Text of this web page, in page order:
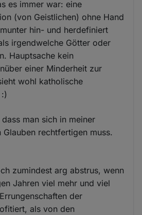
es immer war: eine
(von Geistlichen) ohne Hand
hin- und herdefiniert
irgendwelche Götter oder
Hauptsache kein
einer Minderheit zur
wohl katholische
man sich in meiner
rechtfertigen muss.
zumindest arg abstrus, wenn
Jahren viel mehr und viel
der
als von den